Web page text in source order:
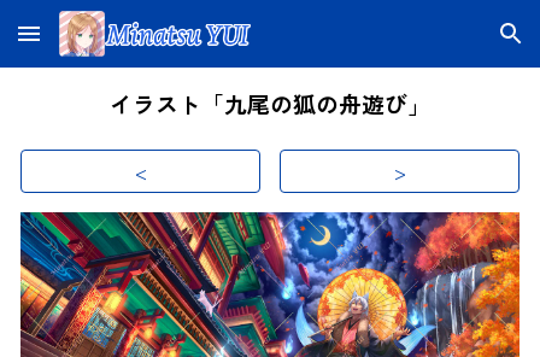
Skip to main content Skip to navigation
イラスト「九尾の狐の舟遊び」
< >